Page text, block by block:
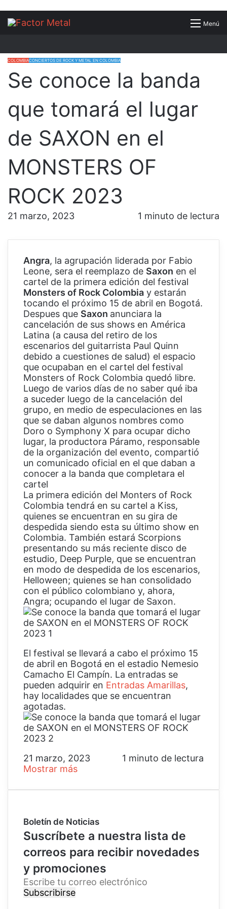
Menú
Buscar
COLOMBIACONCIERTOS DE ROCK Y METAL EN COLOMBIA
Se conoce la banda
que tomará el lugar
de SAXON en el
MONSTERS OF
ROCK 2023
21 marzo, 2023 1 minuto de lectura
Angra, la agrupación liderada por Fabio
Leone, sera el reemplazo de Saxon en el
cartel de la primera edición del festival
Monsters of Rock Colombia y estarán
tocando el próximo 15 de abril en Bogotá.
Despues que Saxon anunciara la
cancelación de sus shows en América
Latina (a causa del retiro de los
escenarios del guitarrista Paul Quinn
debido a cuestiones de salud) el espacio
que ocupaban en el cartel del festival
Monsters of Rock Colombia quedó libre.
Luego de varios días de no saber qué iba
a suceder luego de la cancelación del
grupo, en medio de especulaciones en las
que se daban algunos nombres como
Doro o Symphony X para ocupar dicho
lugar, la productora Páramo, responsable
de la organización del evento, compartió
un comunicado oficial en el que daban a
conocer a la banda que completara el
cartel
La primera edición del Monters of Rock
Colombia tendrá en su cartel a Kiss,
quienes se encuentran en su gira de
despedida siendo esta su último show en
Colombia. También estará Scorpions
presentando su más reciente disco de
estudio, Deep Purple, que se encuentran
en modo de despedida de los escenarios,
Helloween; quienes se han consolidado
con el público colombiano y, ahora,
Angra; ocupando el lugar de Saxon.
El festival se llevará a cabo el próximo 15
de abril en Bogotá en el estadio Nemesio
Camacho El Campín. La entradas se
pueden adquirir en Entradas Amarillas,
hay localidades que se encuentran
agotadas.
21 marzo, 2023
1 minuto de lectura
Mostrar más
Boletín de Noticias
Suscríbete a nuestra lista de
correos para recibir novedades
y promociones
E
s